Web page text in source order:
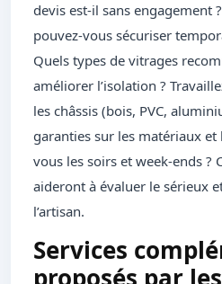
devis est-il sans engagement
pouvez-vous sécuriser
Quels types de vitrages
améliorer l’isolation ?
les châssis (bois, PVC,
garanties sur les matériaux et
vous les soirs et week-ends ?
aideront à évaluer le sérieux
l’artisan.
Services